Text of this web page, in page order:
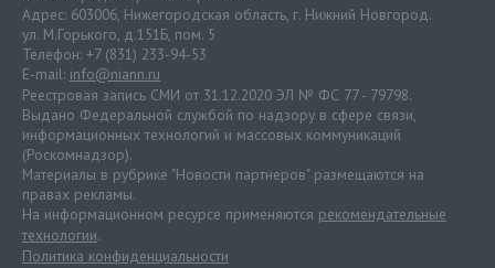
Адрес: 603006, Нижегородская область, г. Нижний Новгород.
ул. М.Горького, д.151Б, пом. 5
Телефон: +7 (831) 233-94-53
E-mail: info@niann.ru
Реестровая запись СМИ от 31.12.2020 ЭЛ № ФС 77 - 79798.
Выдано Федеральной службой по надзору в сфере связи,
информационных технологий и массовых коммуникаций
(Роскомнадзор).
Материалы в рубрике "Новости партнеров" размещаются на
правах рекламы.
На информационном ресурсе применяются рекомендательные
технологии.
Политика конфиденциальности